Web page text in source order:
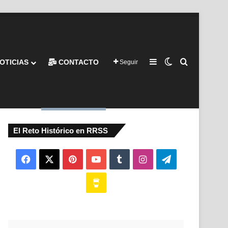
CONTACTO Seguir Barra lateral
Switch skin
El Reto Histórico en RRSS
Facebook PinterestYouTubeTumblrInstagramTelegram